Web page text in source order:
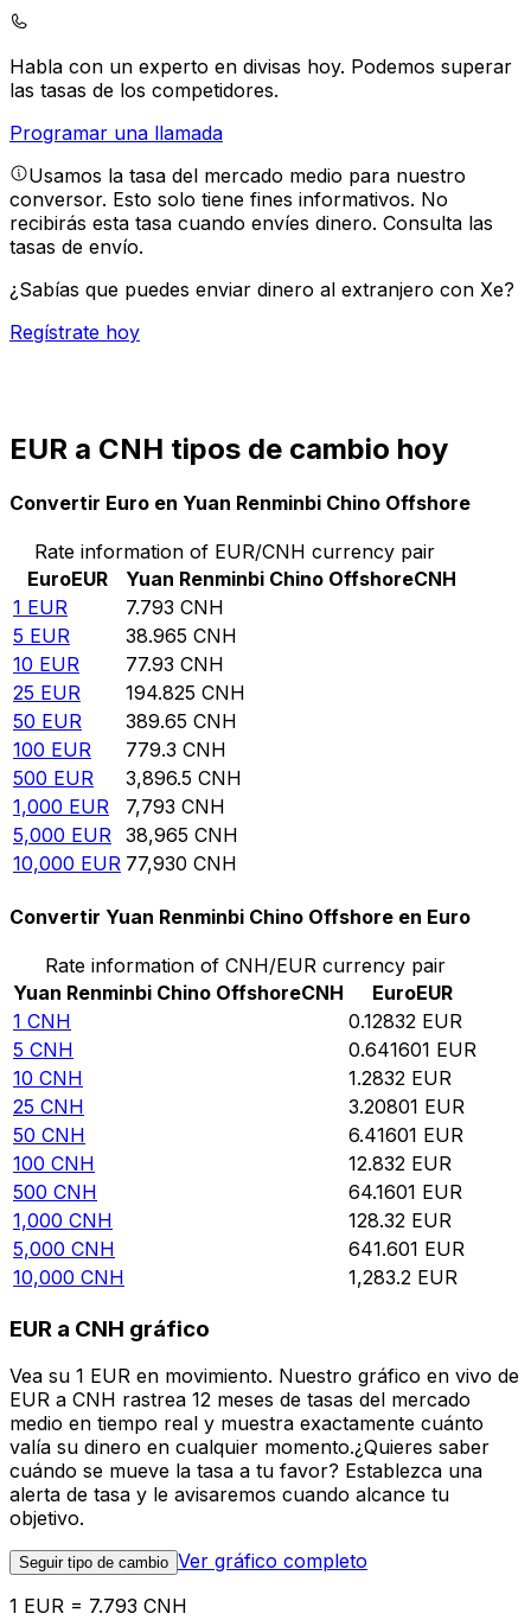
Habla con un experto en divisas hoy. Podemos superar
las tasas de los competidores.
Programar una llamada
Usamos la tasa del mercado medio para nuestro
conversor. Esto solo tiene fines informativos. No
recibirás esta tasa cuando envíes dinero. Consulta las
tasas de envío.
¿Sabías que puedes enviar dinero al extranjero con Xe?
Regístrate hoy
EUR a CNH tipos de cambio hoy
Convertir Euro en Yuan Renminbi Chino Offshore
Rate information of EUR/CNH currency pair
EuroEUR Yuan Renminbi Chino OffshoreCNH
1 EUR 7.793 CNH
5 EUR 38.965 CNH
10 EUR 77.93 CNH
25 EUR 194.825 CNH
50 EUR 389.65 CNH
100 EUR 779.3 CNH
500 EUR 3,896.5 CNH
1,000 EUR 7,793 CNH
5,000 EUR 38,965 CNH
10,000 EUR 77,930 CNH
Convertir Yuan Renminbi Chino Offshore en Euro
Rate information of CNH/EUR currency pair
Yuan Renminbi Chino OffshoreCNH EuroEUR
1 CNH 0.12832 EUR
5 CNH 0.641601 EUR
10 CNH 1.2832 EUR
25 CNH 3.20801 EUR
50 CNH 6.41601 EUR
100 CNH 12.832 EUR
500 CNH 64.1601 EUR
1,000 CNH 128.32 EUR
5,000 CNH 641.601 EUR
10,000 CNH 1,283.2 EUR
EUR a CNH gráfico
Vea su 1 EUR en movimiento. Nuestro gráfico en vivo de
EUR a CNH rastrea 12 meses de tasas del mercado
medio en tiempo real y muestra exactamente cuánto
valía su dinero en cualquier momento.¿Quieres saber
cuándo se mueve la tasa a tu favor? Establezca una
alerta de tasa y le avisaremos cuando alcance tu
objetivo.
Seguir tipo de cambio Ver gráfico completo
1 EUR = 7.793 CNH